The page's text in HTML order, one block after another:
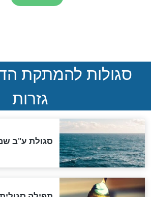
הנדיר של
"מודה לקב"ה על
לכל המאמרים